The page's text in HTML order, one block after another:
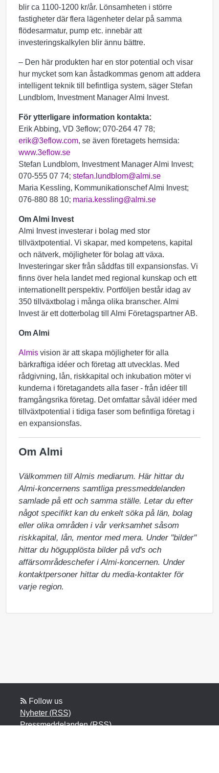
blir ca 1100-1200 kr/år. Lönsamheten i större
fastigheter där flera lägenheter delar på samma
flödesarmatur, pump etc. innebär att
investeringskalkylen blir ännu bättre.
– Den här produkten har en stor potential och visar
hur mycket som kan åstadkommas genom att addera
intelligent teknik till befintliga system, säger Stefan
Lundblom, Investment Manager Almi Invest.
För ytterligare information kontakta:
Erik Abbing, VD 3eflow; 070-264 47 78;
erik@3eflow.com, se även företagets hemsida:
www.3eflow.se
Stefan Lundblom, Investment Manager Almi Invest;
070-555 07 74; stefan.lundblom@almi.se
Maria Kessling, Kommunikationschef Almi Invest;
076-880 88 10; maria.kessling@almi.se
Om Almi Invest
Almi Invest investerar i bolag med stor
tillväxtpotential. Vi skapar, med kompetens, kapital
och nätverk, möjligheter för bolag att växa.
Investeringar sker från såddfas till expansionsfas. Vi
finns över hela landet med regional kunskap och ett
internationellt perspektiv. Portföljen består idag av
350 tillväxtbolag i många olika branscher. Almi
Invest är ett dotterbolag till Almi Företagspartner AB.
Om Almi
Almis vision är att skapa möjligheter för alla
bärkraftiga idéer och företag att utvecklas. Med
rådgivning, lån, riskkapital och inkubation möter vi
kunderna i företagandets alla faser - från idéer till
framgångsrika företag. Det omfattar såväl idéer med
tillväxtpotential i tidiga faser som befintliga företag i
en expansionsfas.
Om Almi
Välkommen till Almis mediarum. Här hittar du
Almi-koncernens samtliga pressmeddelanden
samlade på ett och samma ställe. Letar du efter
något specifikt kan du enkelt söka på län, bolag
eller olika områden i vår verksamhet såsom
riskkapital, lån, mentor med mera. Under "bilder"
hittar du högupplösta bilder på vd's och
affärsområdeschefer i Almi-koncernen. Under
kontaktpersoner hittar du media-kontakter för
varje region.
Follow us
Nyheter (RSS)
Pressmeddelanden (RSS)